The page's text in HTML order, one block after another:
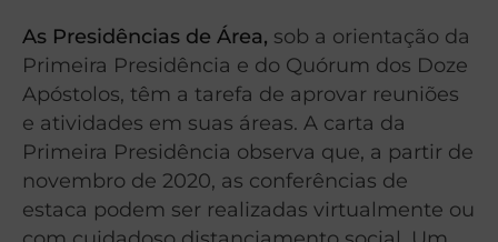
As Presidências de Área, sob a orientação da
Primeira Presidência e do Quórum dos Doze
Apóstolos, têm a tarefa de aprovar reuniões
e atividades em suas áreas. A carta da
Primeira Presidência observa que, a partir de
novembro de 2020, as conferências de
estaca podem ser realizadas virtualmente ou